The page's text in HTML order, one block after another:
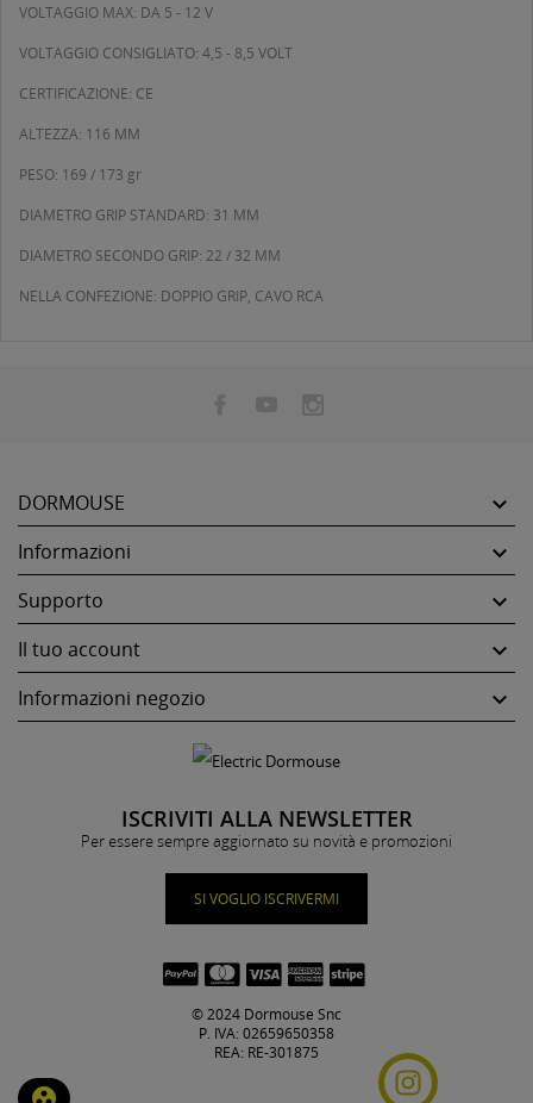
VOLTAGGIO MAX: DA 5 - 12 V
VOLTAGGIO CONSIGLIATO: 4,5 - 8,5 VOLT
CERTIFICAZIONE: CE
ALTEZZA: 116 MM
PESO: 169 / 173 gr
DIAMETRO GRIP STANDARD: 31 MM
DIAMETRO SECONDO GRIP: 22 / 32 MM
NELLA CONFEZIONE: DOPPIO GRIP, CAVO RCA
DORMOUSE 
Informazioni 
Supporto 
Il tuo account 
Informazioni negozio 
ISCRIVITI ALLA NEWSLETTER
Per essere sempre aggiornato su novità e promozioni
SI VOGLIO ISCRIVERMI
© 2024 Dormouse Snc
P. IVA: 02659650358
REA: RE-301875